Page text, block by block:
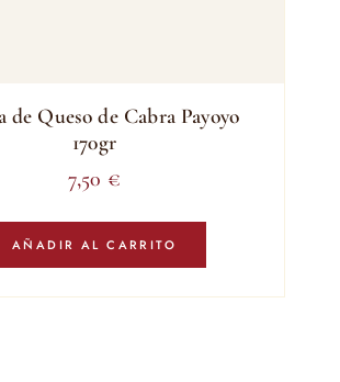
de Queso de Cabra Payoyo
170gr
7,50 €
AÑADIR AL CARRITO